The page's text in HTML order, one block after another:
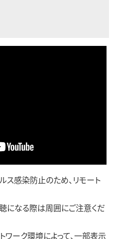
ス感染防止のため、リモート
になる際は周囲にご注意くだ
ーク環境によって、一部表示